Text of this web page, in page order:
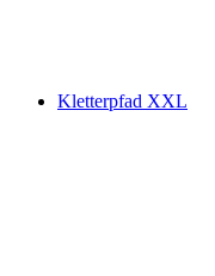
Kletterpfad XXL